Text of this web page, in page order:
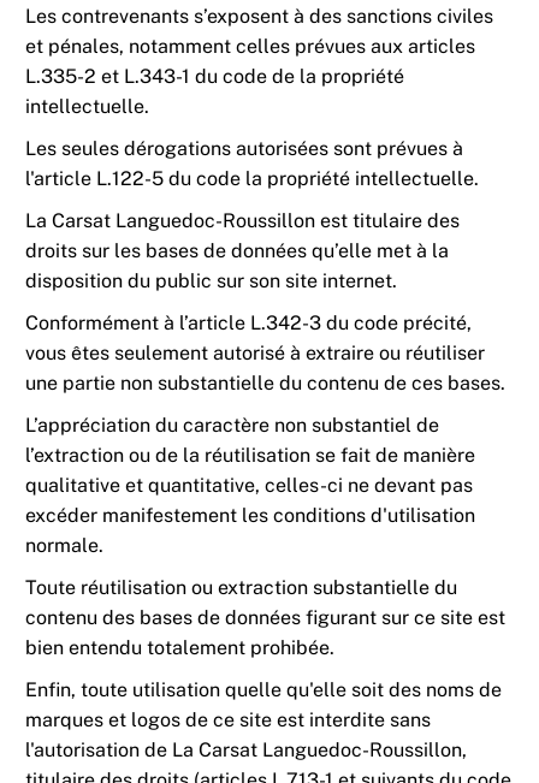
Les contrevenants s’exposent à des sanctions civiles
et pénales, notamment celles prévues aux articles
L.335-2 et L.343-1 du code de la propriété
intellectuelle.
Les seules dérogations autorisées sont prévues à
l'article L.122-5 du code la propriété intellectuelle.
La Carsat Languedoc-Roussillon est titulaire des
droits sur les bases de données qu’elle met à la
disposition du public sur son site internet.
Conformément à l’article L.342-3 du code précité,
vous êtes seulement autorisé à extraire ou réutiliser
une partie non substantielle du contenu de ces bases.
L’appréciation du caractère non substantiel de
l’extraction ou de la réutilisation se fait de manière
qualitative et quantitative, celles-ci ne devant pas
excéder manifestement les conditions d'utilisation
normale.
Toute réutilisation ou extraction substantielle du
contenu des bases de données figurant sur ce site est
bien entendu totalement prohibée.
Enfin, toute utilisation quelle qu'elle soit des noms de
marques et logos de ce site est interdite sans
l'autorisation de La Carsat Languedoc-Roussillon,